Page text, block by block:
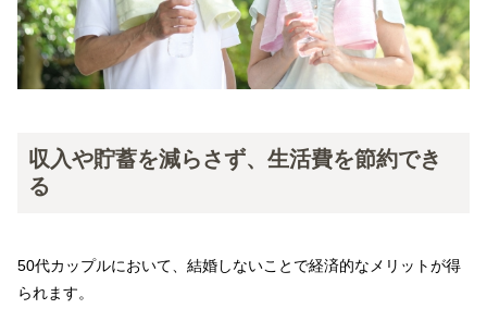
収入や貯蓄を減らさず、生活費を節約でき
る
50代カップルにおいて、結婚しないことで経済的なメリットが得
られます。